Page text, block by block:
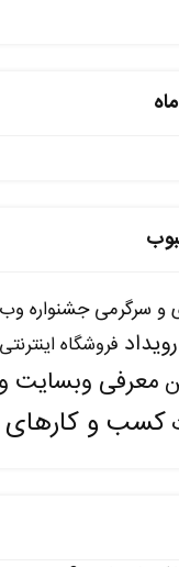
و سرگرمی جشنواره وب
رویداد فروشگاه اینترنتی
معرفی وبسایت
کسب و کارهای